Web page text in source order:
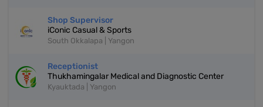
Shop Supervisor
iConic Casual & Sports
South Okkalapa | Yangon
Receptionist
Thukhamingalar Medical and Diagnostic Center
Kyauktada | Yangon